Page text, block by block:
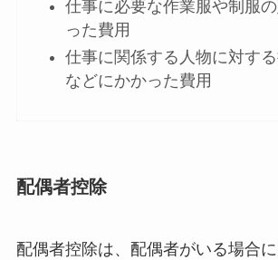
仕事に必要な作業服や制服
った費用
仕事に関係する人物に対す
などにかかった費用
配偶者控除
配偶者控除は、配偶者がいる場合